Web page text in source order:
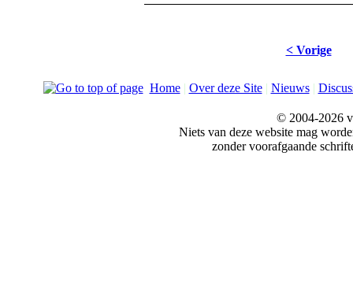
< Vorige
Home| Over deze Site| Nieuws|
© 2004-2026
Niets van deze website mag
zonder voorafgaande